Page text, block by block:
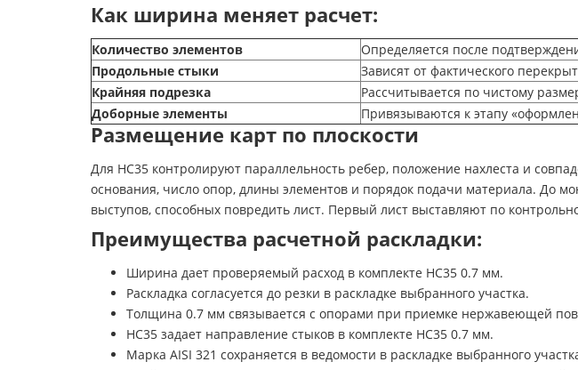
Как ширина меняет расчет:
Количество элементов
Определяется после
Продольные стыки
Зависят от фактического
Крайняя подрезка
Рассчитывается по чистому
Доборные элементы
Привязываются к этапу
Размещение карт по плоскости
Для НС35 контролируют параллельность ребер, положение нахлеста и
основания, число опор, длины элементов и порядок подачи материала. До
выступов, способных повредить лист. Первый лист выставляют по
Преимущества расчетной раскладки:
Ширина дает проверяемый расход в комплекте НС35 0.7 мм.
Раскладка согласуется до резки в раскладке выбранного участка.
Толщина 0.7 мм связывается с опорами при приемке нержавеющей
НС35 задает направление стыков в комплекте НС35 0.7 мм.
Марка AISI 321 сохраняется в ведомости в раскладке выбранного